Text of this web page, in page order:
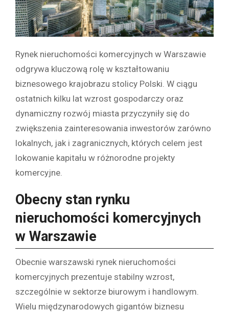
Rynek nieruchomości komercyjnych w Warszawie
odgrywa kluczową rolę w kształtowaniu
biznesowego krajobrazu stolicy Polski. W ciągu
ostatnich kilku lat wzrost gospodarczy oraz
dynamiczny rozwój miasta przyczyniły się do
zwiększenia zainteresowania inwestorów zarówno
lokalnych, jak i zagranicznych, których celem jest
lokowanie kapitału w różnorodne projekty
komercyjne.
Obecny stan rynku
nieruchomości komercyjnych
w Warszawie
Obecnie warszawski rynek nieruchomości
komercyjnych prezentuje stabilny wzrost,
szczególnie w sektorze biurowym i handlowym.
Wielu międzynarodowych gigantów biznesu